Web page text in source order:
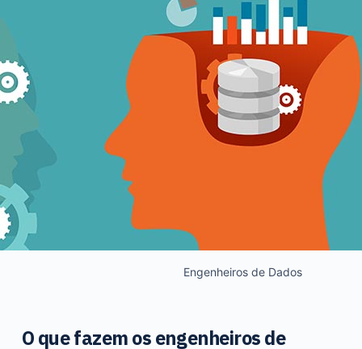
Engenheiros de Dados
O que fazem os engenheiros de